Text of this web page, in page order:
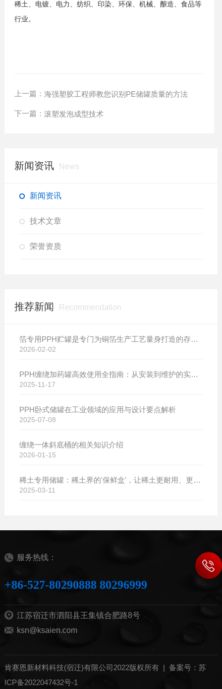
稀土、电镀、电力、纺织、印染、环保、机械、酿造、食品等
行业。
上一篇： 海强塑胶工程师教您识别PE储罐质量的方法
下一篇： 滚塑发泡成型技术
新闻资讯 News
新闻资讯
技术文章
荣誉资质
推荐新闻 Recommendation
箔专用PPH贮罐是专门为铜箔生产工艺量身打造的存储设备
2026-02-02
PPH缠绕加药罐高效使用全指南：从安装到维护的实用技巧
2025-11-17
PPH卧式储罐在工业领域的应用与设计要点解析
2025-07-08
缠绕一体斜底桶的相关知识介绍
2026-01-15
稀土专用储罐：稀土界的'保鲜盒'，让稀土更耐用、更值钱！
2025-03-11
服务热线：
+86-527-80290888 80296999
江苏宿迁市泗阳县王集镇合肥路8号
ksn@ksaien.com
肯赛恩新材料科技(宿迁)有限公司2022版权所有 | 备案号：苏
ICP备2022047432号-1